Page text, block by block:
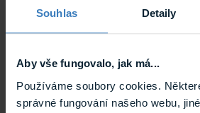
Souhlas Detaily
Aby vše fungovalo, jak má...
Používáme soubory cookies.
správné fungování našeho webu,
Satel GPRS-A LTE
LTE modul
SMS / GPRS / EDGE / HSPA+ / LTE
modul určený pro realizaci